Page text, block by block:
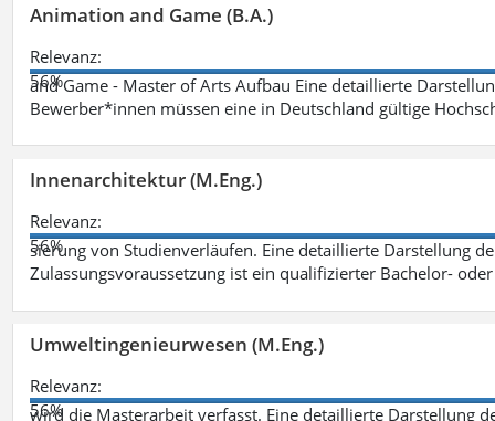
Animation and Game (B.A.)
Relevanz:
56%
and Game - Master of Arts Aufbau Eine detaillierte
Bewerber*innen müssen eine in Deutschland gültige
Innenarchitektur (M.Eng.)
Relevanz:
56%
sierung von Studienverläufen. Eine detaillierte Darstellung
Zulassungsvoraussetzung ist ein qualifizierter Bachelor-
Umweltingenieurwesen (M.Eng.)
Relevanz:
56%
wird die Masterarbeit verfasst. Eine detaillierte Darstellung